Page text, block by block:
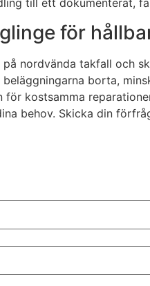
till ett dokumenterat,
för
nordvända takfall och
borta,
kostsamma
behov. Skicka din